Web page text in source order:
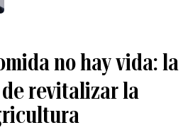
no hay vida: la
revitalizar la